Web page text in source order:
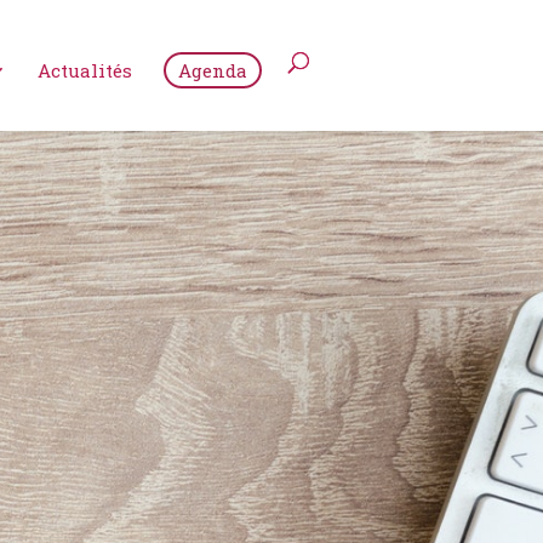
Actualités Agenda